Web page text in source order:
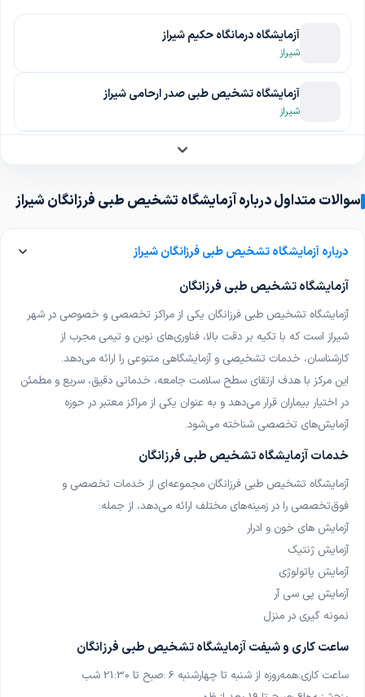
آزمایشگاه درمانگاه حکیم شیراز
شیراز
آزمایشگاه تشخیص طبی صدر ارحامی شیراز
شیراز
آزمایشگاه ژنتیک بیمارستان امید تهران
اهواز
آزمایشگاه دکترسقانژاد شیراز
شیراز، نمونه‌گیری در منزل
آزمایشگاه درمانگاه امام علی شیراز
شیراز
آزمایشگاه پاتوبیولوژی جهاد دانشگاهی شیراز
شیراز
آزمایشگاه پاتوبیولوژی و ژنتیک رصد تهران
تهران
آزمایشگاه دکتر رستمی شیراز
شیراز
آزمایشگاه درمانگاه میلاد شیراز
آزمایشگاه بیمارستان خلیلی شیراز
سوالات متداول درباره آزمایشگاه تشخیص طبی فرزانگان شیراز
درباره آزمایشگاه تشخیص طبی فرزانگان شیراز
آزمایشگاه تشخیص طبی فرزانگان
آزمایشگاه تشخیص طبی فرزانگان یکی از مراکز تخصصی و خصوصی در شهر
شیراز است که با تکیه بر دقت بالا، فناوری‌های نوین و تیمی مجرب از
کارشناسان، خدمات تشخیصی و آزمایشگاهی متنوعی را ارائه می‌دهد.
این مرکز با هدف ارتقای سطح سلامت جامعه، خدماتی دقیق، سریع و مطمئن
در اختیار بیماران قرار می‌دهد و به عنوان یکی از مراکز معتبر در حوزه
آزمایش‌های تخصصی شناخته می‌شود.
خدمات آزمایشگاه تشخیص طبی فرزانگان
آزمایشگاه تشخیص طبی فرزانگان مجموعه‌ای از خدمات تخصصی و
فوق‌تخصصی را در زمینه‌های مختلف ارائه می‌دهد، از جمله:
آزمایش های خون و ادرار
آزمایش ژنتیک
آزمایش پاتولوژی
آزمایش پی سی آر
نمونه گیری در منزل
ساعت کاری و شیفت آزمایشگاه تشخیص طبی فرزانگان
ساعت کاری:همه‌روزه از شنبه تا چهارشنبه : 6صبح تا 21:30شب